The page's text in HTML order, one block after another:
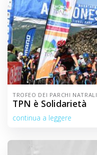
TROFEO DEI PARCHI NATRALI
TPN è Solidarietà
continua a leggere